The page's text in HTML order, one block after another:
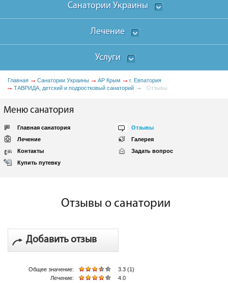
Санатории Украины
Лечение
Услуги
Главная Санатории Украины АР Крым
г. Евпатория
ТАВРИДА, детский и подростковый санаторий
Отзывы
Меню санатория
Главная санатория
Отзывы
Лечение
Галерея
Контакты
Задать вопрос
Купить путевку
Отзывы о санатории
Добавить отзыв
3.3 (1)
Общее значение:
4.0
Лечение: